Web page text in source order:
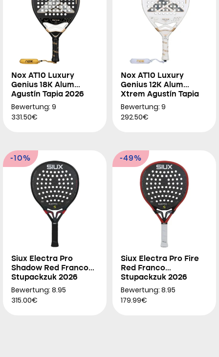
Nox AT10 Luxury
Genius 18K Alum
Agustín Tapia 2026
Bewertung: 9
331.50€
Nox AT10 Luxury
Genius 12K Alum
Xtrem Agustín Tapia
2026
Bewertung: 9
292.50€
-10%
Siux Electra Pro
Shadow Red Franco
Stupackzuk 2026
Bewertung: 8.95
315.00€
-49%
Siux Electra Pro Fire
Red Franco
Stupackzuk 2026
Bewertung: 8.95
179.99€